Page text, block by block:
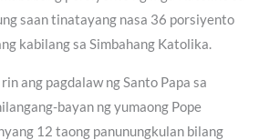
saan tinatayang nasa 36 porsiyento
kabilang sa Simbahang Katolika.
ang pagdalaw ng Santo Papa sa
bayan ng yumaong Pope
12 taong panunungkulan bilang